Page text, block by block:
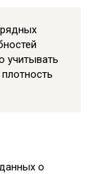
учитывать
о